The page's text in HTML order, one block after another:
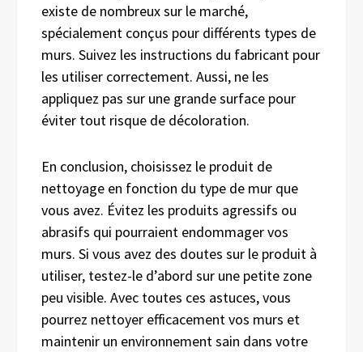
existe de nombreux sur le marché,
spécialement conçus pour différents types de
murs. Suivez les instructions du fabricant pour
les utiliser correctement. Aussi, ne les
appliquez pas sur une grande surface pour
éviter tout risque de décoloration.
En conclusion, choisissez le produit de
nettoyage en fonction du type de mur que
vous avez. Évitez les produits agressifs ou
abrasifs qui pourraient endommager vos
murs. Si vous avez des doutes sur le produit à
utiliser, testez-le d’abord sur une petite zone
peu visible. Avec toutes ces astuces, vous
pourrez nettoyer efficacement vos murs et
maintenir un environnement sain dans votre